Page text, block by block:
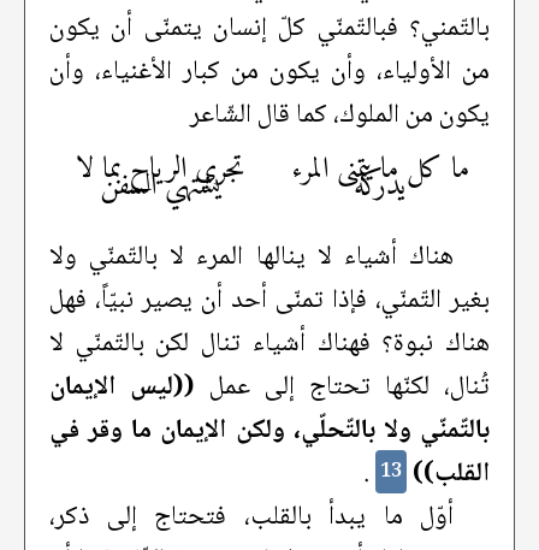
بالتّمني؟ فبالتّمنّي كلّ إنسان يتمنّى أن يكون
من الأولياء، وأن يكون من كبار الأغنياء، وأن
يكون من الملوك، كما قال الشّاعر
ما كل ما يتمنى المرء
يدركه تجري الرياح بما لا
يشتهي السفن
هناك أشياء لا ينالها المرء لا بالتّمنّي ولا
بغير التّمنّي، فإذا تمنّى أحد أن يصير نبيّاً، فهل
هناك نبوة؟ فهناك أشياء تنال لكن بالتّمنّي لا
تُنال، لكنّها تحتاج إلى عمل ((ليس الإيمان
بالتّمنّي ولا بالتّحلّي، ولكن الإيمان ما وقر في
القلب)) 13
.
أوّل ما يبدأ بالقلب، فتحتاج إلى ذكر،